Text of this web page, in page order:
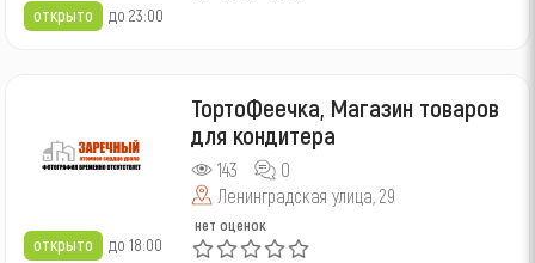
открыто до 23:00
открыто до 18:00
ТортоФеечка, Магазин товаров
для кондитера
143
0
Ленинградская улица, 29
нет оценок